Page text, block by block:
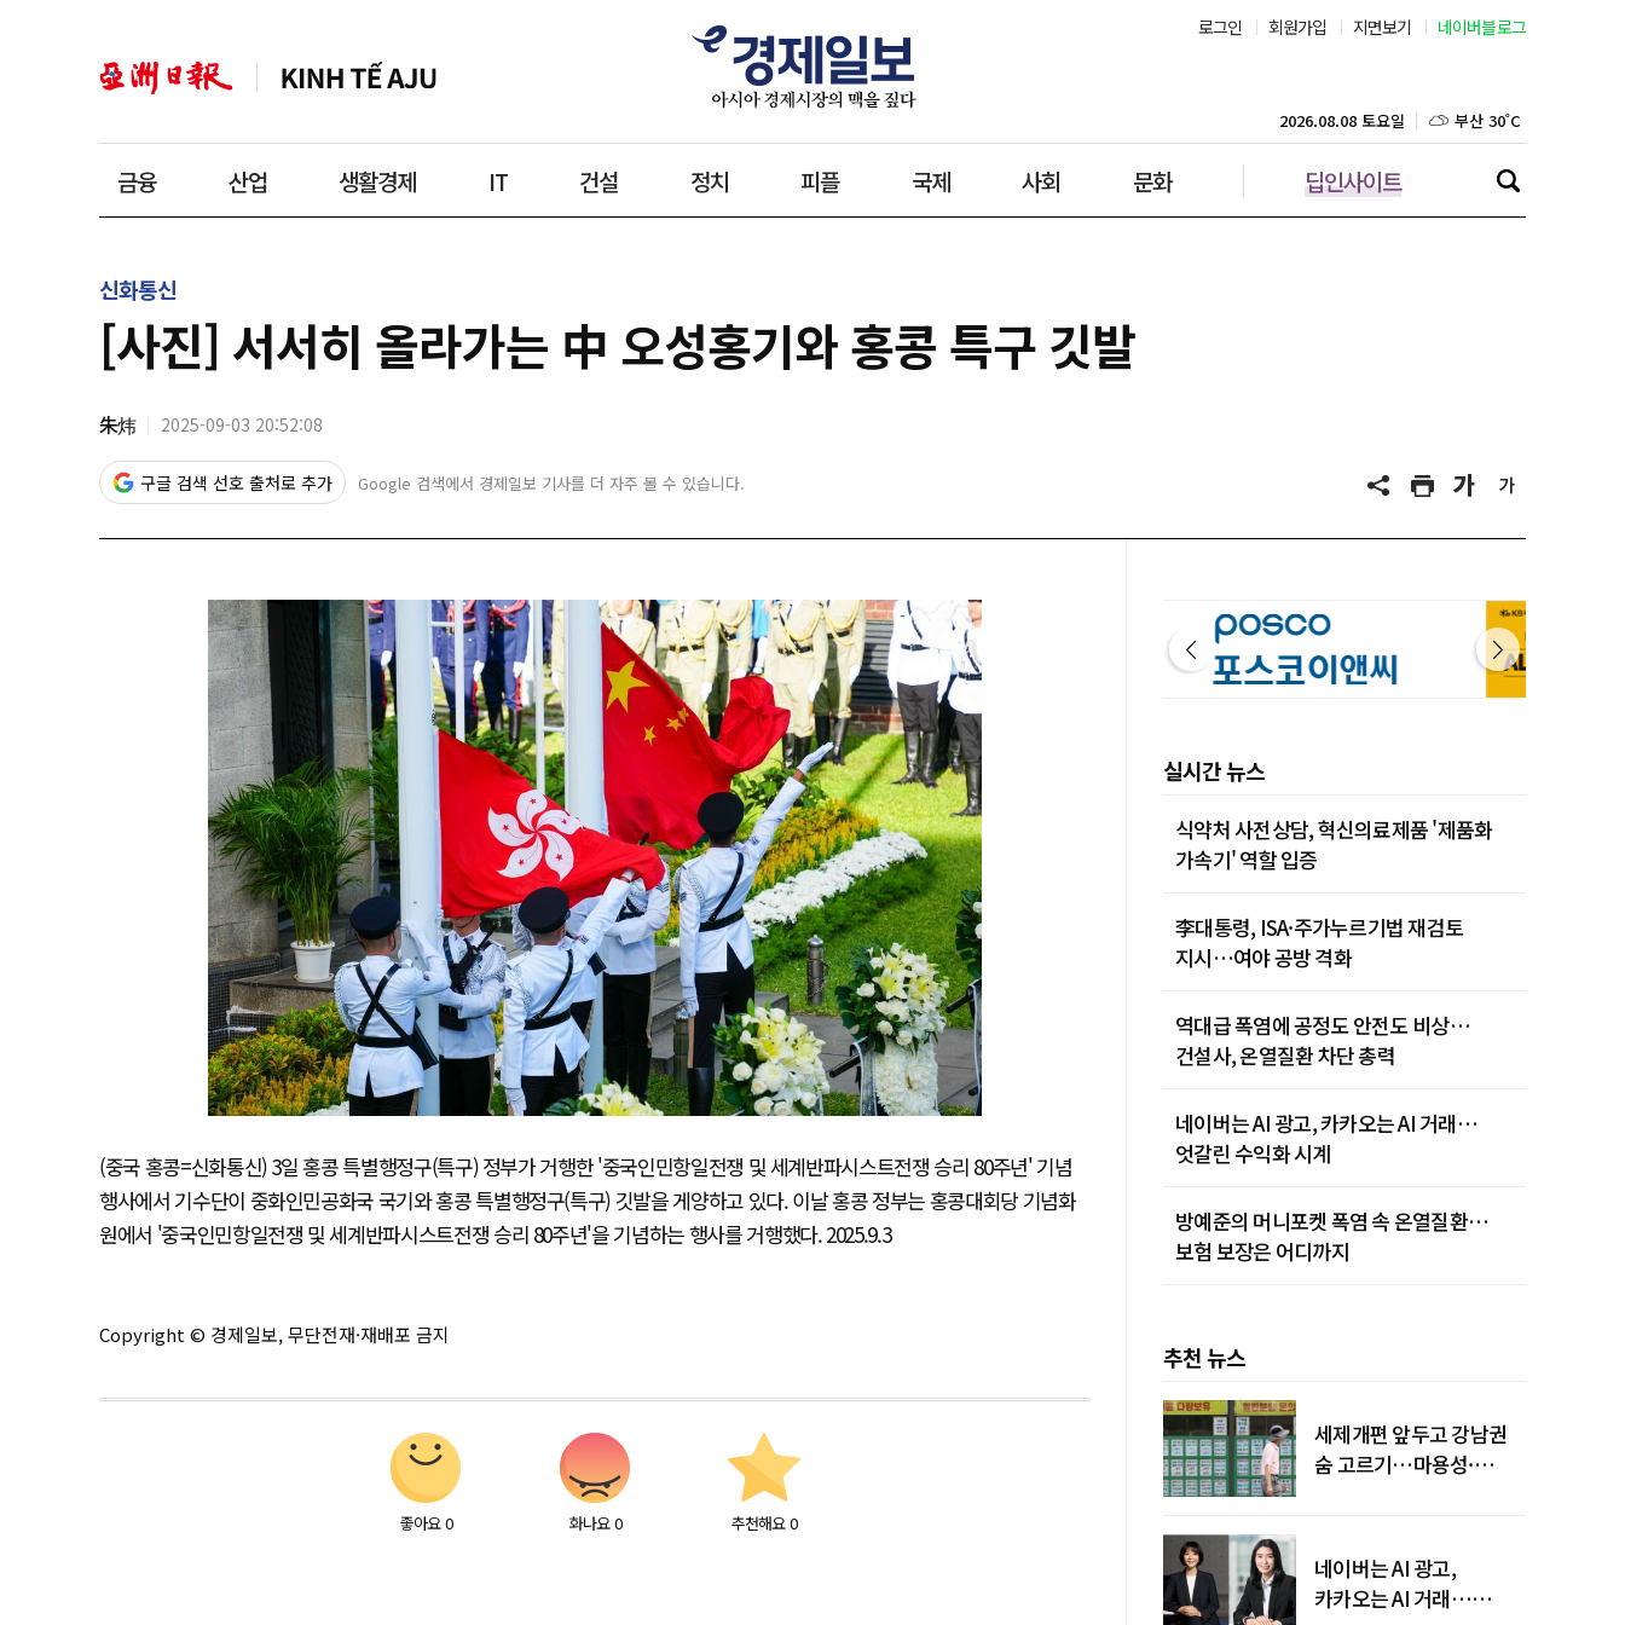
로그인 회원가입 지면보기 네이버블로그
금융 산업 생활경제 IT 건설 정치 피플 국제 사회 문화 딥인사이트
2026.08.08 토요일 대구 31˚C
인천 31˚C
제주 30˚C
신화통신
[사진] 서서히 올라가는 中 오성홍기와 홍콩 특구 깃발
朱炜 2025-09-03 20:52:08
구글 검색 선호 출처로 추가 Google 검색에서 경제일보 기사를 더 자주 볼 수 있습니다.
(중국 홍콩=신화통신) 3일 홍콩 특별행정구(특구) 정부가 거행한 '중국인민항일전쟁 및 세계반파시스트전쟁 승리 80주년' 기념
행사에서 기수단이 중화인민공화국 국기와 홍콩 특별행정구(특구) 깃발을 게양하고 있다. 이날 홍콩 정부는 홍콩대회당 기념화
원에서 '중국인민항일전쟁 및 세계반파시스트전쟁 승리 80주년'을 기념하는 행사를 거행했다. 2025.9.3
Copyright © 경제일보, 무단전재·재배포 금지
좋아요 0 화나요 0 추천해요 0
실시간 뉴스
식약처 사전상담, 혁신의료제품 '제품화
가속기' 역할 입증
李대통령, ISA·주가누르기법 재검토
지시…여야 공방 격화
역대급 폭염에 공정도 안전도 비상…
건설사, 온열질환 차단 총력
네이버는 AI 광고, 카카오는 AI 거래…
엇갈린 수익화 시계
방예준의 머니포켓 폭염 속 온열질환…
보험 보장은 어디까지
추천 뉴스
세제개편 앞두고 강남권
숨 고르기…마용성·
네이버는 AI 광고,
카카오는 AI 거래…